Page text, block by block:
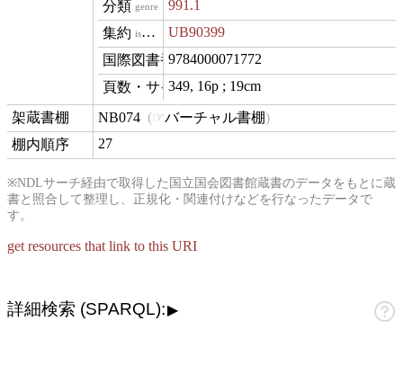
genre 991.1
isVariantOf UB90399
isbn
9784000071772
materialExtent
349, 16p ; 19cm
contentLocation
NB074 バーチャル書棚
position27
※NDLサーチ経由で取得した国立国会図書館蔵書のデータをもとに蔵
書と照合して整理し、正規化・関連付けなどを行なったデータで
す。
get resources that link to this URI
詳細検索 (SPARQL):▶